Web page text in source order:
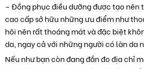
– Đồng phục điều dưỡng được tạo nên
cao cấp sở hữu những ưu điểm như
hôi nên rất thoáng mát và đặc biệt
da, ngay cả với những người có làn da
Nếu như bạn còn đang đắn đo địa chỉ